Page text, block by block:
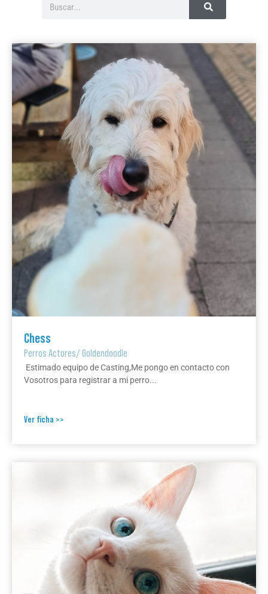
Chess
Perros Actores/Goldendoodle
Estimado equipo de Casting,Me pongo en contacto con
Vosotros para registrar a mi perro...
Ver ficha >>